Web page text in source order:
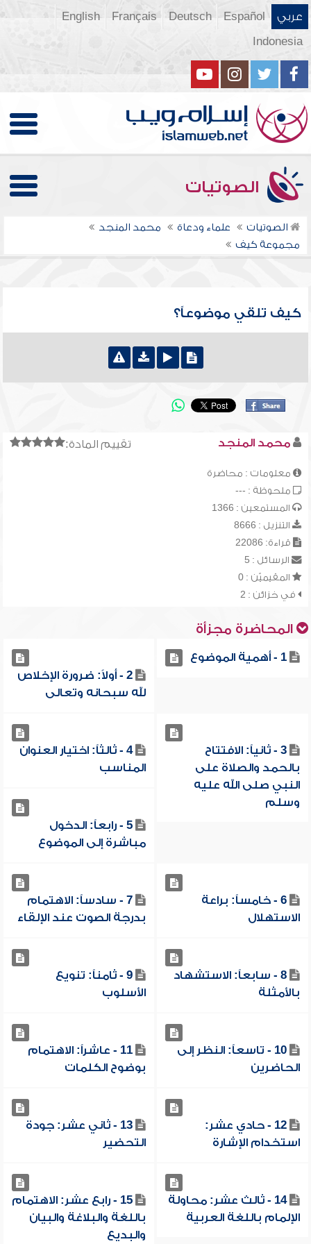
عربي Español
Deutsch
Français
English
Indonesia
الصوتيات
الصوتيات علماء ودعاة
محمد المنجد
مجموعة كيف
كيف تلقي موضوعاً؟
تقييم المادة: محمد المنجد
معلومات : محاضرة
ملحوظة : ---
المستمعين : 1366
التنزيل : 8666
قراءة: 22086
الرسائل : 5
المقيميّن : 0
في خزائن : 2
المحاضرة مجزأة
1 - أهمية الموضوع
2 - أولاً: ضرورة الإخلاص
لله سبحانه وتعالى
3 - ثانياً: الافتتاح
بالحمد والصلاة على
النبي صلى الله عليه
وسلم
4 - ثالثاً: اختيار العنوان
المناسب
5 - رابعاً: الدخول
مباشرة إلى الموضوع
6 - خامساً: براعة
الاستهلال
7 - سادساً: الاهتمام
بدرجة الصوت عند الإلقاء
8 - سابعاً: الاستشهاد
بالأمثلة
9 - ثامناً: تنويع
الأسلوب
10 - تاسعاً: النظر إلى
الحاضرين
11 - عاشراً: الاهتمام
بوضوح الكلمات
12 - حادي عشر:
استخدام الإشارة
13 - ثاني عشر: جودة
التحضير
14 - ثالث عشر: محاولة
الإلمام باللغة العربية
15 - رابع عشر: الاهتمام
باللغة والبلاغة والبيان
والبديع